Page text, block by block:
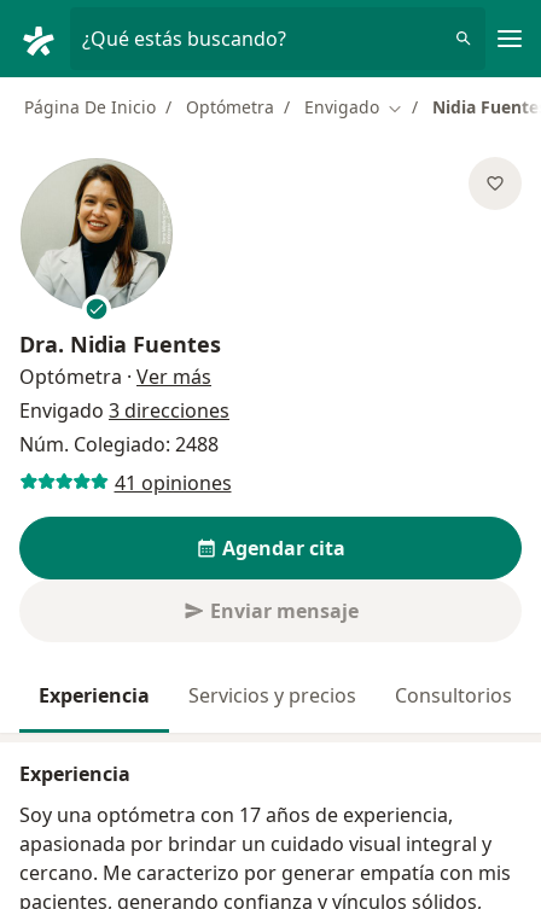
¿Qué estás buscando?
Página De Inicio Optómetra Envigado Cambiar de ciudad
Nidia
Dra. Nidia Fuentes
Optómetra · Ver más
Envigado 3 direcciones
Núm. Colegiado: 2488
41 opiniones
Agendar cita
Enviar mensaje
Experiencia Servicios y precios Consultorios
Experiencia
Soy una optómetra con 17 años de experiencia,
apasionada por brindar un cuidado visual integral y
cercano. Me caracterizo por generar empatía con mis
pacientes, generando confianza y vínculos sólidos,